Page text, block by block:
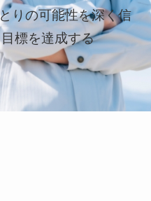
りの可能性を深く信
標を達成する